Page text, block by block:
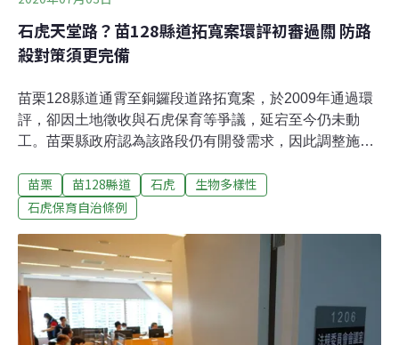
石虎天堂路？苗128縣道拓寬案環評初審過關 防路
殺對策須更完備
苗栗128縣道通霄至銅鑼段道路拓寬案，於2009年通過環
評，卻因土地徵收與石虎保育等爭議，延宕至今仍未動
工。苗栗縣政府認為該路段仍有開發需求，因此調整施工
估報告送審。本案今（3日）於苗栗縣環保局進行第二次
小組初審，最終建議本案修正後通過，要求開發單位補充
擬生態保護對策，詳加分析交通影響，一個月內再送大會
討論。台灣石虎保育協會秘書長吳佳其則指出，根據台灣
動物路死網資料，128縣道過去發生過242筆路殺紀錄，包
含鳥類、兩棲類與哺乳類等，「開發單現在提出來的資料
並不齊全，擬定的減輕對策更不完備。」台灣路死網紀
苗栗 苗128縣道 石虎
生物多樣性
石虎保育自治條例